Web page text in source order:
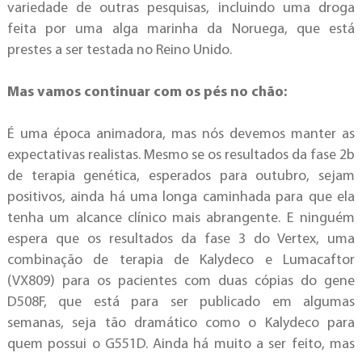
variedade de outras pesquisas, incluindo uma droga
feita por uma alga marinha da Noruega, que está
prestes a ser testada no Reino Unido.
Mas vamos continuar com os pés no chão:
É uma época animadora, mas nós devemos manter as
expectativas realistas. Mesmo se os resultados da fase 2b
de terapia genética, esperados para outubro, sejam
positivos, ainda há uma longa caminhada para que ela
tenha um alcance clínico mais abrangente. E ninguém
espera que os resultados da fase 3 do Vertex, uma
combinação de terapia de Kalydeco e Lumacaftor
(VX809) para os pacientes com duas cópias do gene
D508F, que está para ser publicado em algumas
semanas, seja tão dramático como o Kalydeco para
quem possui o G551D. Ainda há muito a ser feito, mas